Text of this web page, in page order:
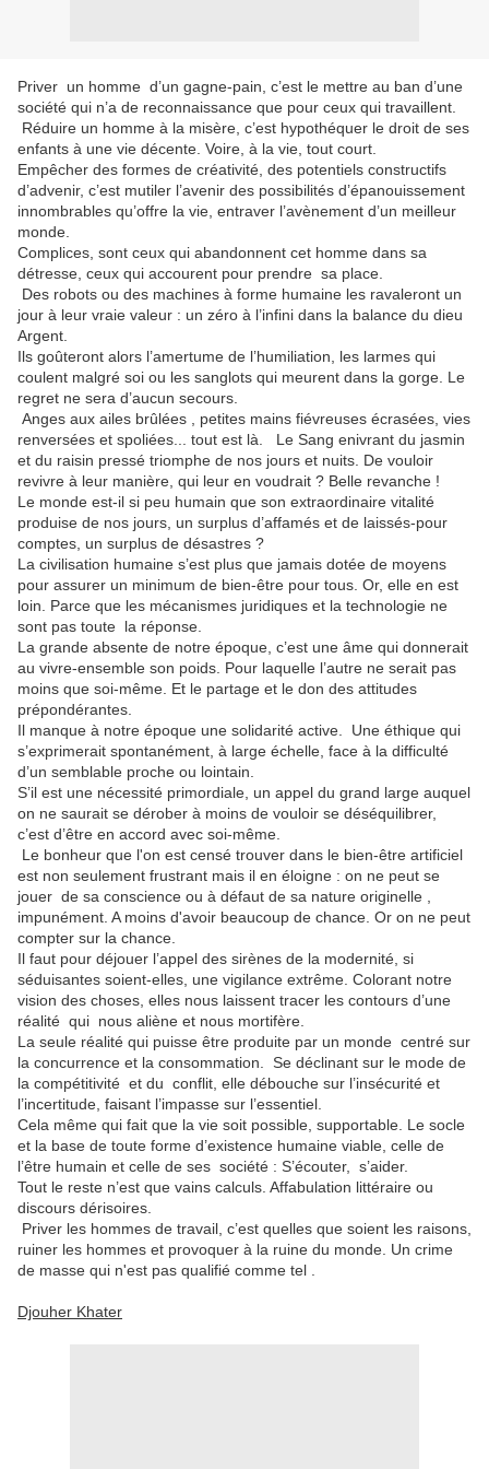
Priver un homme d’un gagne-pain, c’est le mettre au ban d’une
société qui n’a de reconnaissance que pour ceux qui travaillent.
Réduire un homme à la misère, c’est hypothéquer le droit de ses
enfants à une vie décente. Voire, à la vie, tout court.
Empêcher des formes de créativité, des potentiels constructifs
d’advenir, c’est mutiler l’avenir des possibilités d’épanouissement
innombrables qu’offre la vie, entraver l’avènement d’un meilleur
monde.
Complices, sont ceux qui abandonnent cet homme dans sa
détresse, ceux qui accourent pour prendre sa place.
Des robots ou des machines à forme humaine les ravaleront un
jour à leur vraie valeur : un zéro à l’infini dans la balance du dieu
Argent.
Ils goûteront alors l’amertume de l’humiliation, les larmes qui
coulent malgré soi ou les sanglots qui meurent dans la gorge. Le
regret ne sera d’aucun secours.
Anges aux ailes brûlées , petites mains fiévreuses écrasées, vies
renversées et spoliées... tout est là. Le Sang enivrant du jasmin
et du raisin pressé triomphe de nos jours et nuits. De vouloir
revivre à leur manière, qui leur en voudrait ? Belle revanche !
Le monde est-il si peu humain que son extraordinaire vitalité
produise de nos jours, un surplus d’affamés et de laissés-pour
comptes, un surplus de désastres ?
La civilisation humaine s’est plus que jamais dotée de moyens
pour assurer un minimum de bien-être pour tous. Or, elle en est
loin. Parce que les mécanismes juridiques et la technologie ne
sont pas toute la réponse.
La grande absente de notre époque, c’est une âme qui donnerait
au vivre-ensemble son poids. Pour laquelle l’autre ne serait pas
moins que soi-même. Et le partage et le don des attitudes
prépondérantes.
Il manque à notre époque une solidarité active. Une éthique qui
s’exprimerait spontanément, à large échelle, face à la difficulté
d’un semblable proche ou lointain.
S’il est une nécessité primordiale, un appel du grand large auquel
on ne saurait se dérober à moins de vouloir se déséquilibrer,
c’est d’être en accord avec soi-même.
Le bonheur que l'on est censé trouver dans le bien-être artificiel
est non seulement frustrant mais il en éloigne : on ne peut se
jouer de sa conscience ou à défaut de sa nature originelle ,
impunément. A moins d'avoir beaucoup de chance. Or on ne peut
compter sur la chance.
Il faut pour déjouer l’appel des sirènes de la modernité, si
séduisantes soient-elles, une vigilance extrême. Colorant notre
vision des choses, elles nous laissent tracer les contours d’une
réalité qui nous aliène et nous mortifère.
La seule réalité qui puisse être produite par un monde centré sur
la concurrence et la consommation. Se déclinant sur le mode de
la compétitivité et du conflit, elle débouche sur l’insécurité et
l’incertitude, faisant l’impasse sur l’essentiel.
Cela même qui fait que la vie soit possible, supportable. Le socle
et la base de toute forme d’existence humaine viable, celle de
l’être humain et celle de ses société : S’écouter, s’aider.
Tout le reste n’est que vains calculs. Affabulation littéraire ou
discours dérisoires.
Priver les hommes de travail, c’est quelles que soient les raisons,
ruiner les hommes et provoquer à la ruine du monde. Un crime
de masse qui n'est pas qualifié comme tel .
Djouher Khater